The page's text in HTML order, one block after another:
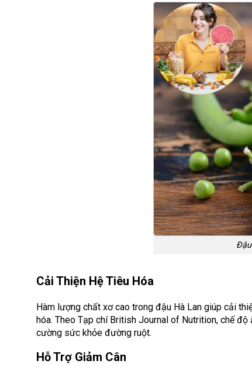
Cải Thiện Hệ Tiêu Hóa
Hàm lượng chất xơ cao trong đậu Hà Lan giúp cải
hóa. Theo Tạp chí British Journal of Nutrition, chế
cường sức khỏe đường ruột.
Hỗ Trợ Giảm Cân